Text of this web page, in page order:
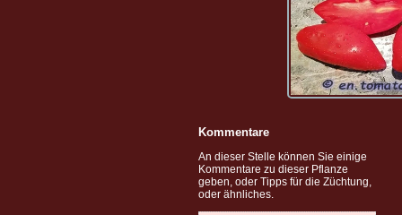
Kommentare
An dieser Stelle können Sie einige
Kommentare zu dieser Pflanze
geben, oder Tipps für die Züchtung,
oder ähnliches.